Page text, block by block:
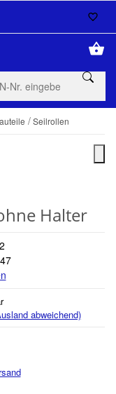
Seilrollen
Halter
abweichend)